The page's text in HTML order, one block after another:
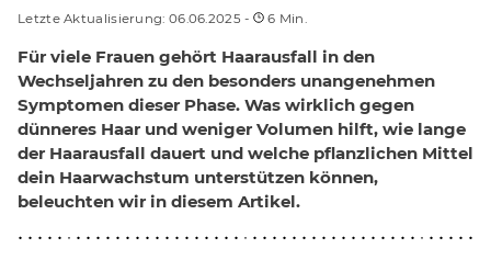
Letzte Aktualisierung: 06.06.2025 - 6 Min.
Für viele Frauen gehört Haarausfall in den
Wechseljahren zu den besonders unangenehmen
Symptomen dieser Phase. Was wirklich gegen
dünneres Haar und weniger Volumen hilft, wie lange
der Haarausfall dauert und welche pflanzlichen Mittel
dein Haarwachstum unterstützen können,
beleuchten wir in diesem Artikel.